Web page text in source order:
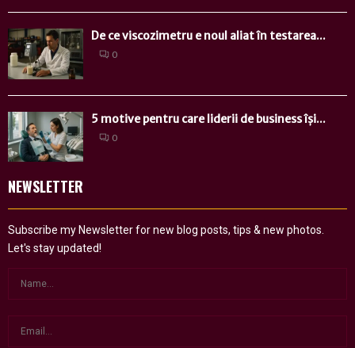
De ce viscozimetru e noul aliat în testarea...
0
5 motive pentru care liderii de business își...
0
NEWSLETTER
Subscribe my Newsletter for new blog posts, tips & new photos.
Let's stay updated!